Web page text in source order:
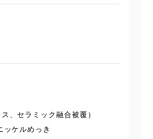
、セラミック融合被覆）
ッケルめっき